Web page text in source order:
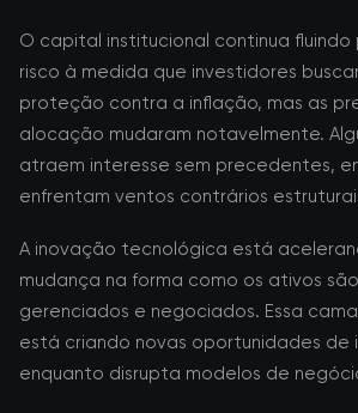
O capital institucional continua
risco à medida que investidores
proteção contra a inflação, mas as
alocação mudaram notavelmente.
atraem interesse sem precedentes,
enfrentam ventos contrários
A inovação tecnológica está
mudança na forma como os ativos
gerenciados e negociados. Essa
está criando novas oportunidades de
enquanto disrupta modelos de